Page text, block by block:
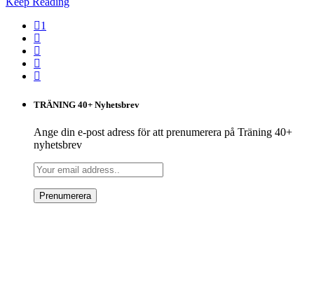
1
TRÄNING 40+ Nyhetsbrev
Ange din e-post adress för att prenumerera på Träning 40+
nyhetsbrev